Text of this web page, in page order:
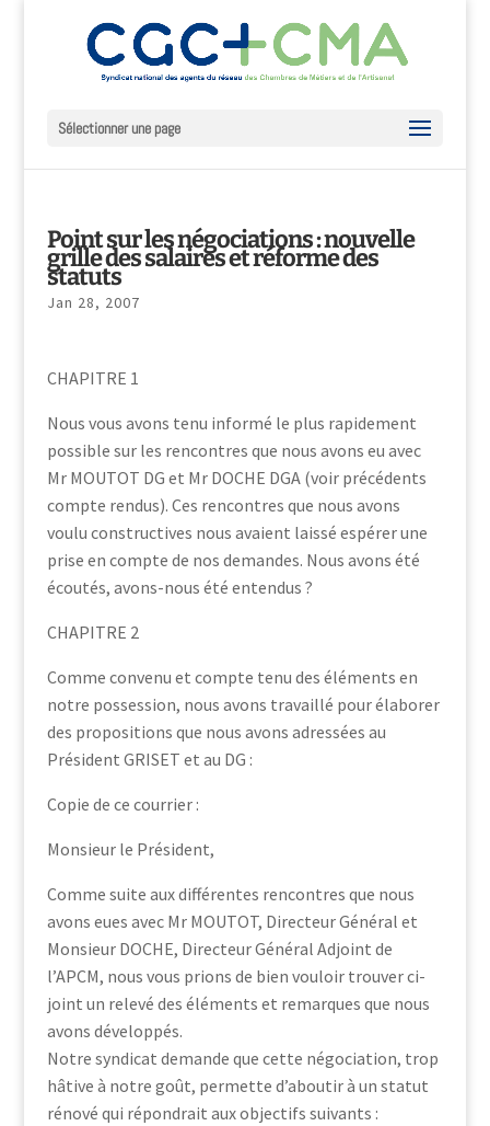
Sélectionner une page
Point sur les négociations : nouvelle
grille des salaires et réforme des
statuts
Jan 28, 2007
CHAPITRE 1
Nous vous avons tenu informé le plus rapidement
possible sur les rencontres que nous avons eu avec
Mr MOUTOT DG et Mr DOCHE DGA (voir précédents
compte rendus). Ces rencontres que nous avons
voulu constructives nous avaient laissé espérer une
prise en compte de nos demandes. Nous avons été
écoutés, avons-nous été entendus ?
CHAPITRE 2
Comme convenu et compte tenu des éléments en
notre possession, nous avons travaillé pour élaborer
des propositions que nous avons adressées au
Président GRISET et au DG :
Copie de ce courrier :
Monsieur le Président,
Comme suite aux différentes rencontres que nous
avons eues avec Mr MOUTOT, Directeur Général et
Monsieur DOCHE, Directeur Général Adjoint de
l’APCM, nous vous prions de bien vouloir trouver ci-
joint un relevé des éléments et remarques que nous
avons développés.
Notre syndicat demande que cette négociation, trop
hâtive à notre goût, permette d’aboutir à un statut
rénové qui répondrait aux objectifs suivants :